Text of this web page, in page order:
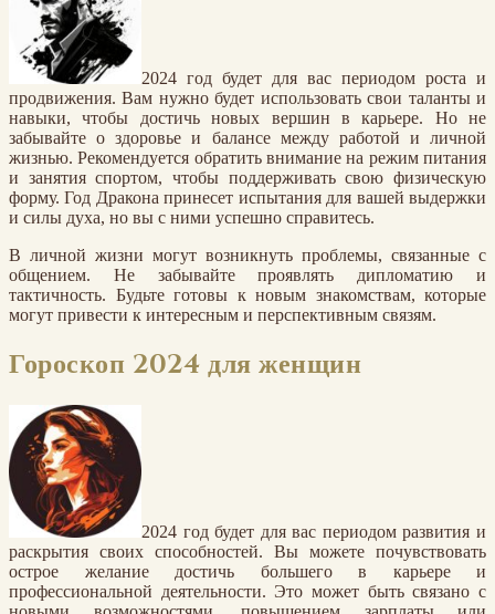
2024 год будет для вас периодом роста и
продвижения. Вам нужно будет использовать свои таланты и
навыки, чтобы достичь новых вершин в карьере. Но не
забывайте о здоровье и балансе между работой и личной
жизнью. Рекомендуется обратить внимание на режим питания
и занятия спортом, чтобы поддерживать свою физическую
форму. Год Дракона принесет испытания для вашей выдержки
и силы духа, но вы с ними успешно справитесь.
В личной жизни могут возникнуть проблемы, связанные с
общением. Не забывайте проявлять дипломатию и
тактичность. Будьте готовы к новым знакомствам, которые
могут привести к интересным и перспективным связям.
Гороскоп 2024 для женщин
2024 год будет для вас периодом развития и
раскрытия своих способностей. Вы можете почувствовать
острое желание достичь большего в карьере и
профессиональной деятельности. Это может быть связано с